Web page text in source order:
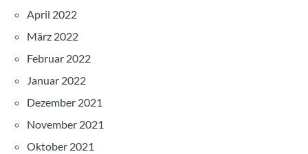
April 2022
März 2022
Februar 2022
Januar 2022
Dezember 2021
November 2021
Oktober 2021